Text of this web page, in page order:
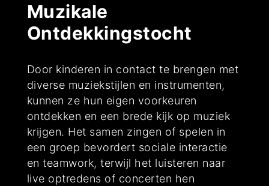
Muzikale
Ontdekkingstocht
Door kinderen in contact te brengen met
diverse muziekstijlen en instrumenten,
kunnen ze hun eigen voorkeuren
ontdekken en een brede kijk op muziek
krijgen. Het samen zingen of spelen in
een groep bevordert sociale interactie
en teamwork, terwijl het luisteren naar
live optredens of concerten hen